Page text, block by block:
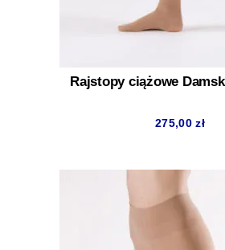
Rajstopy ciążowe
275,00zł